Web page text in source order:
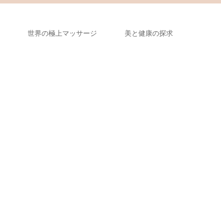
世界の極上マッサージ 美と健康の探求